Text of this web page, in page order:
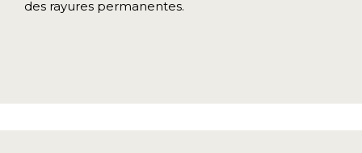
des rayures permanentes.